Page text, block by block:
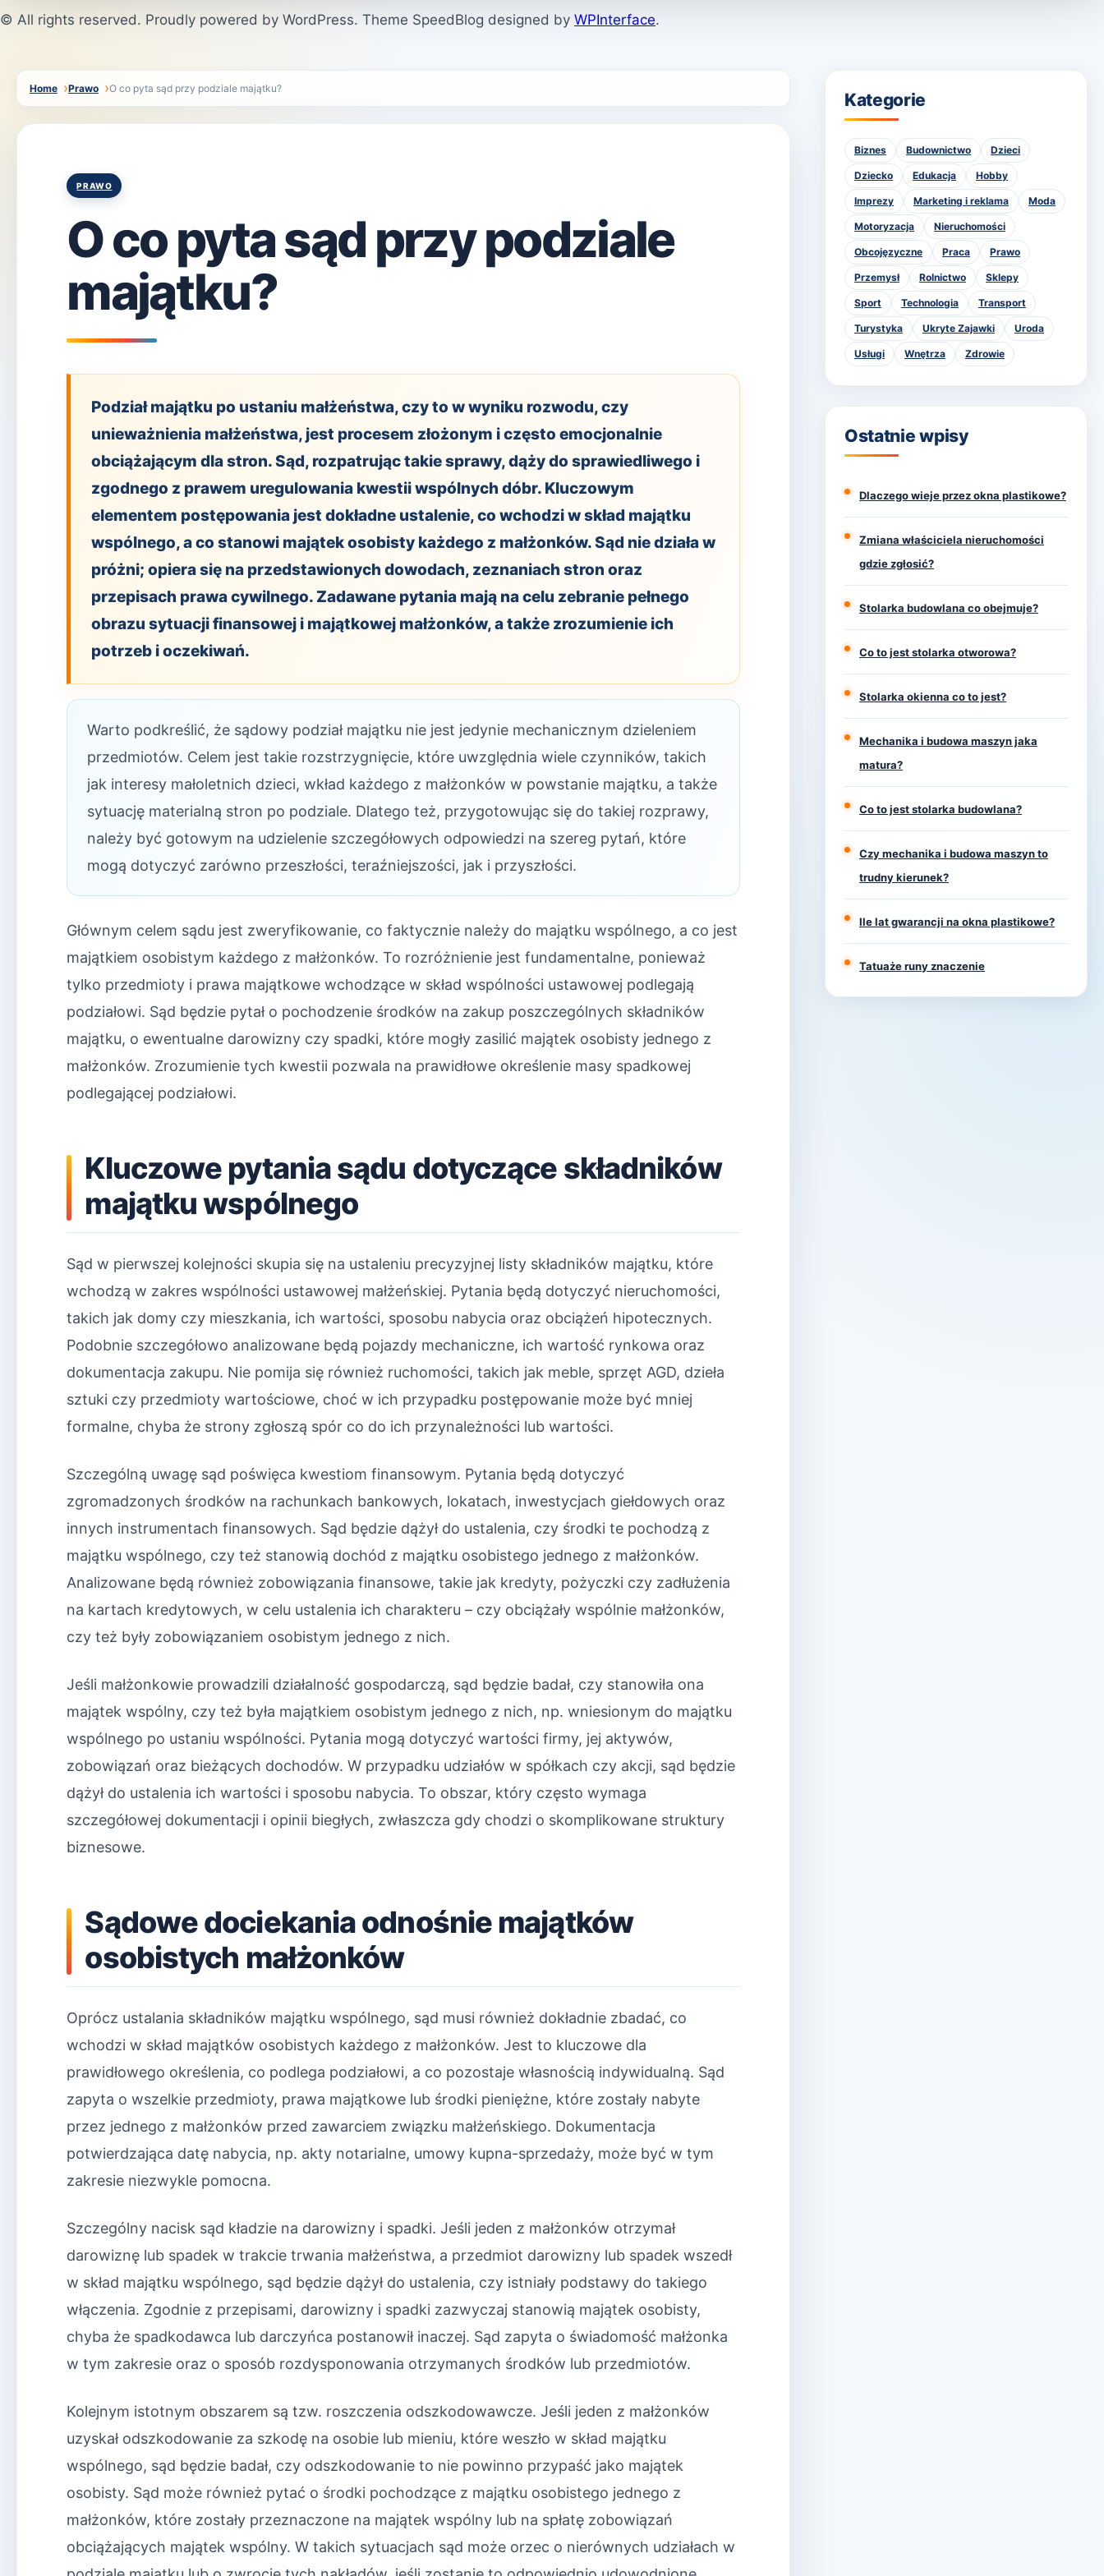
© All rights reserved. Proudly powered by WordPress. Theme SpeedBlog designed by WPInterface.
Home Prawo O co pyta sąd przy podziale majątku?
Posted
PRAWO
O co pyta sąd przy podziale
majątku?
Podział majątku po ustaniu małżeństwa, czy to w wyniku rozwodu, czy
unieważnienia małżeństwa, jest procesem złożonym i często emocjonalnie
obciążającym dla stron. Sąd, rozpatrując takie sprawy, dąży do sprawiedliwego i
zgodnego z prawem uregulowania kwestii wspólnych dóbr. Kluczowym
elementem postępowania jest dokładne ustalenie, co wchodzi w skład majątku
wspólnego, a co stanowi majątek osobisty każdego z małżonków. Sąd nie działa w
próżni; opiera się na przedstawionych dowodach, zeznaniach stron oraz
przepisach prawa cywilnego. Zadawane pytania mają na celu zebranie pełnego
obrazu sytuacji finansowej i majątkowej małżonków, a także zrozumienie ich
potrzeb i oczekiwań.
Warto podkreślić, że sądowy podział majątku nie jest jedynie mechanicznym dzieleniem
przedmiotów. Celem jest takie rozstrzygnięcie, które uwzględnia wiele czynników, takich
jak interesy małoletnich dzieci, wkład każdego z małżonków w powstanie majątku, a także
sytuację materialną stron po podziale. Dlatego też, przygotowując się do takiej rozprawy,
należy być gotowym na udzielenie szczegółowych odpowiedzi na szereg pytań, które
mogą dotyczyć zarówno przeszłości, teraźniejszości, jak i przyszłości.
Głównym celem sądu jest zweryfikowanie, co faktycznie należy do majątku wspólnego, a co jest
majątkiem osobistym każdego z małżonków. To rozróżnienie jest fundamentalne, ponieważ
tylko przedmioty i prawa majątkowe wchodzące w skład wspólności ustawowej podlegają
podziałowi. Sąd będzie pytał o pochodzenie środków na zakup poszczególnych składników
majątku, o ewentualne darowizny czy spadki, które mogły zasilić majątek osobisty jednego z
małżonków. Zrozumienie tych kwestii pozwala na prawidłowe określenie masy spadkowej
podlegającej podziałowi.
Kluczowe pytania sądu dotyczące składników
majątku wspólnego
Sąd w pierwszej kolejności skupia się na ustaleniu precyzyjnej listy składników majątku, które
wchodzą w zakres wspólności ustawowej małżeńskiej. Pytania będą dotyczyć nieruchomości,
takich jak domy czy mieszkania, ich wartości, sposobu nabycia oraz obciążeń hipotecznych.
Podobnie szczegółowo analizowane będą pojazdy mechaniczne, ich wartość rynkowa oraz
dokumentacja zakupu. Nie pomija się również ruchomości, takich jak meble, sprzęt AGD, dzieła
sztuki czy przedmioty wartościowe, choć w ich przypadku postępowanie może być mniej
formalne, chyba że strony zgłoszą spór co do ich przynależności lub wartości.
Szczególną uwagę sąd poświęca kwestiom finansowym. Pytania będą dotyczyć
zgromadzonych środków na rachunkach bankowych, lokatach, inwestycjach giełdowych oraz
innych instrumentach finansowych. Sąd będzie dążył do ustalenia, czy środki te pochodzą z
majątku wspólnego, czy też stanowią dochód z majątku osobistego jednego z małżonków.
Analizowane będą również zobowiązania finansowe, takie jak kredyty, pożyczki czy zadłużenia
na kartach kredytowych, w celu ustalenia ich charakteru – czy obciążały wspólnie małżonków,
czy też były zobowiązaniem osobistym jednego z nich.
Jeśli małżonkowie prowadzili działalność gospodarczą, sąd będzie badał, czy stanowiła ona
majątek wspólny, czy też była majątkiem osobistym jednego z nich, np. wniesionym do majątku
wspólnego po ustaniu wspólności. Pytania mogą dotyczyć wartości firmy, jej aktywów,
zobowiązań oraz bieżących dochodów. W przypadku udziałów w spółkach czy akcji, sąd będzie
dążył do ustalenia ich wartości i sposobu nabycia. To obszar, który często wymaga
szczegółowej dokumentacji i opinii biegłych, zwłaszcza gdy chodzi o skomplikowane struktury
biznesowe.
Sądowe dociekania odnośnie majątków
osobistych małżonków
Oprócz ustalania składników majątku wspólnego, sąd musi również dokładnie zbadać, co
wchodzi w skład majątków osobistych każdego z małżonków. Jest to kluczowe dla
prawidłowego określenia, co podlega podziałowi, a co pozostaje własnością indywidualną. Sąd
zapyta o wszelkie przedmioty, prawa majątkowe lub środki pieniężne, które zostały nabyte
przez jednego z małżonków przed zawarciem związku małżeńskiego. Dokumentacja
potwierdzająca datę nabycia, np. akty notarialne, umowy kupna-sprzedaży, może być w tym
zakresie niezwykle pomocna.
Szczególny nacisk sąd kładzie na darowizny i spadki. Jeśli jeden z małżonków otrzymał
darowiznę lub spadek w trakcie trwania małżeństwa, a przedmiot darowizny lub spadek wszedł
w skład majątku wspólnego, sąd będzie dążył do ustalenia, czy istniały podstawy do takiego
włączenia. Zgodnie z przepisami, darowizny i spadki zazwyczaj stanowią majątek osobisty,
chyba że spadkodawca lub darczyńca postanowił inaczej. Sąd zapyta o świadomość małżonka
w tym zakresie oraz o sposób rozdysponowania otrzymanych środków lub przedmiotów.
Kolejnym istotnym obszarem są tzw. roszczenia odszkodowawcze. Jeśli jeden z małżonków
uzyskał odszkodowanie za szkodę na osobie lub mieniu, które weszło w skład majątku
wspólnego, sąd będzie badał, czy odszkodowanie to nie powinno przypaść jako majątek
osobisty. Sąd może również pytać o środki pochodzące z majątku osobistego jednego z
małżonków, które zostały przeznaczone na majątek wspólny lub na spłatę zobowiązań
obciążających majątek wspólny. W takich sytuacjach sąd może orzec o nierównych udziałach w
Kategorie
Biznes Budownictwo Dzieci
Dziecko Edukacja Hobby
Imprezy Marketing i reklama Moda
Motoryzacja Nieruchomości
Obcojęzyczne Praca Prawo
Przemysł Rolnictwo Sklepy
Sport Technologia Transport
Turystyka Ukryte Zajawki Uroda
Usługi Wnętrza Zdrowie
Ostatnie wpisy
Dlaczego wieje przez okna plastikowe?
Zmiana właściciela nieruchomości
gdzie zgłosić?
Stolarka budowlana co obejmuje?
Co to jest stolarka otworowa?
Stolarka okienna co to jest?
Mechanika i budowa maszyn jaka
matura?
Co to jest stolarka budowlana?
Czy mechanika i budowa maszyn to
trudny kierunek?
Ile lat gwarancji na okna plastikowe?
Tatuaże runy znaczenie